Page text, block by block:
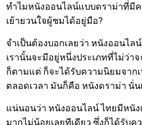
ทำไมหนังออนไลน์แบบดราม่าที่มี
เย้ายวนใจผู้ชมได้อยู่มือ?
จำเป็นต้องบอกเลยว่า หนังออนไล
เรานั้นจะมีอยู่หนึ่งประเภทที่ไม่ว่า
ก็ตามแต่ ก็จะได้รับความนิยมจาก
ตลอดเวลา มันก็คือ หนังดราม่า นั่น
แน่นอนว่า หนังออนไลน์ ไทยมีหนั
มากไม่น้อยเลยทีเดียว ซึ่งก็ได้รับ